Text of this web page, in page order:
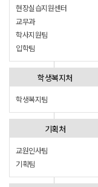
현장실습지원센터
교무과
학사지원팀
입학팀
학생복지처
학생복지팀
기획처
교원인사팀
기획팀